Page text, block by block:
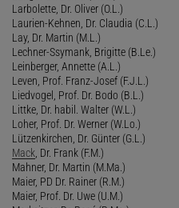
Larbolette, Dr. Oliver (O.L.)
Laurien-Kehnen, Dr. Claudia (C.L.)
Lay, Dr. Martin (M.L.)
Lechner-Ssymank, Brigitte (B.Le.)
Leinberger, Annette (A.L.)
Leven, Prof. Franz-Josef (F.J.L.)
Liedvogel, Prof. Dr. Bodo (B.L.)
Littke, Dr. habil. Walter (W.L.)
Loher, Prof. Dr. Werner (W.Lo.)
Lützenkirchen, Dr. Günter (G.L.)
Mack , Dr. Frank (F.M.)
Mahner, Dr. Martin (M.Ma.)
Maier, PD Dr. Rainer (R.M.)
Maier, Prof. Dr. Uwe (U.M.)